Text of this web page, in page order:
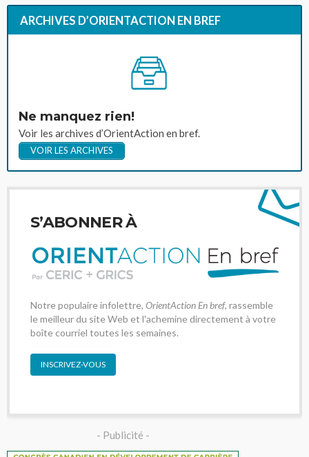
ARCHIVES D’ORIENTACTION EN BREF
Ne manquez rien!
Voir les archives d’OrientAction en bref.
VOIR LES ARCHIVES
S’ABONNER À
Notre populaire infolettre, OrientAction En bref, rassemble
le meilleur du site Web et l'achemine directement à votre
boîte courriel toutes les semaines.
INSCRIVEZ-VOUS
- Publicité -